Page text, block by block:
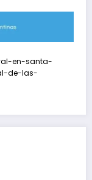
en-santa-
de-las-